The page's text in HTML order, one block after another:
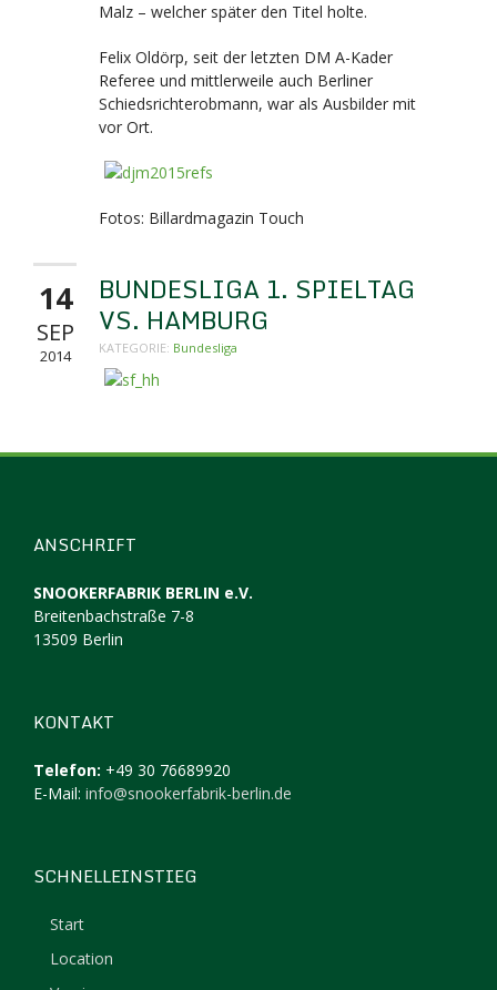
Malz – welcher später den Titel holte.
Felix Oldörp, seit der letzten DM A-Kader
Referee und mittlerweile auch Berliner
Schiedsrichterobmann, war als Ausbilder mit
vor Ort.
Fotos: Billardmagazin Touch
14
SEP
2014
BUNDESLIGA 1. SPIELTAG
VS. HAMBURG
KATEGORIE: Bundesliga
ANSCHRIFT
SNOOKERFABRIK BERLIN e.V.
Breitenbachstraße 7-8
13509 Berlin
KONTAKT
Telefon: +49 30 76689920
E-Mail: info@snookerfabrik-berlin.de
SCHNELLEINSTIEG
Start
Location